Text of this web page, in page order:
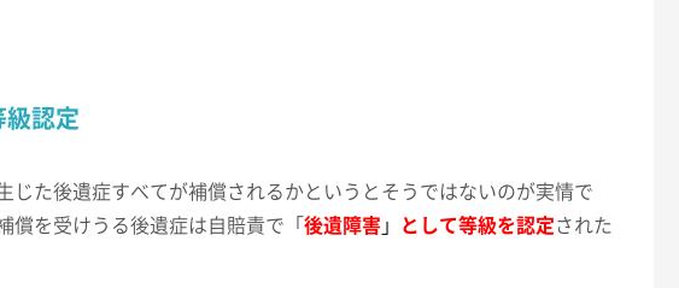
級認定
じた後遺症すべてが補償されるかというとそうではないのが実情で
償を受けうる後遺症は自賠責で「後遺障害 」 として等級を認定された